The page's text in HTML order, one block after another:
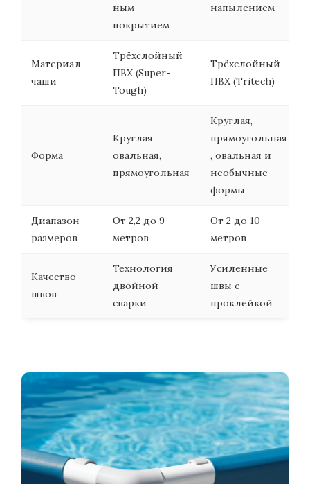
ным
покрытием
напылением
Материал
чаши
Трёхслойный
ПВХ (Super-
Tough)
Трёхслойный
ПВХ (Tritech)
Форма
Круглая,
овальная,
прямоугольная
Круглая,
прямоугольная
, овальная и
необычные
формы
Диапазон
размеров
От 2,2 до 9
метров
От 2 до 10
метров
Качество
швов
Технология
двойной
сварки
Усиленные
швы с
проклейкой